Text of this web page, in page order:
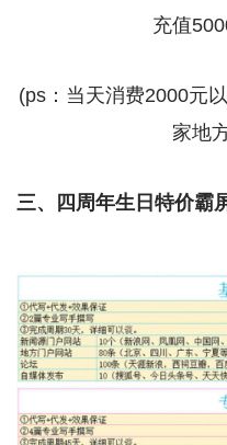
充值
(ps：当天消费2000元
家地
三、四周年生日特价霸